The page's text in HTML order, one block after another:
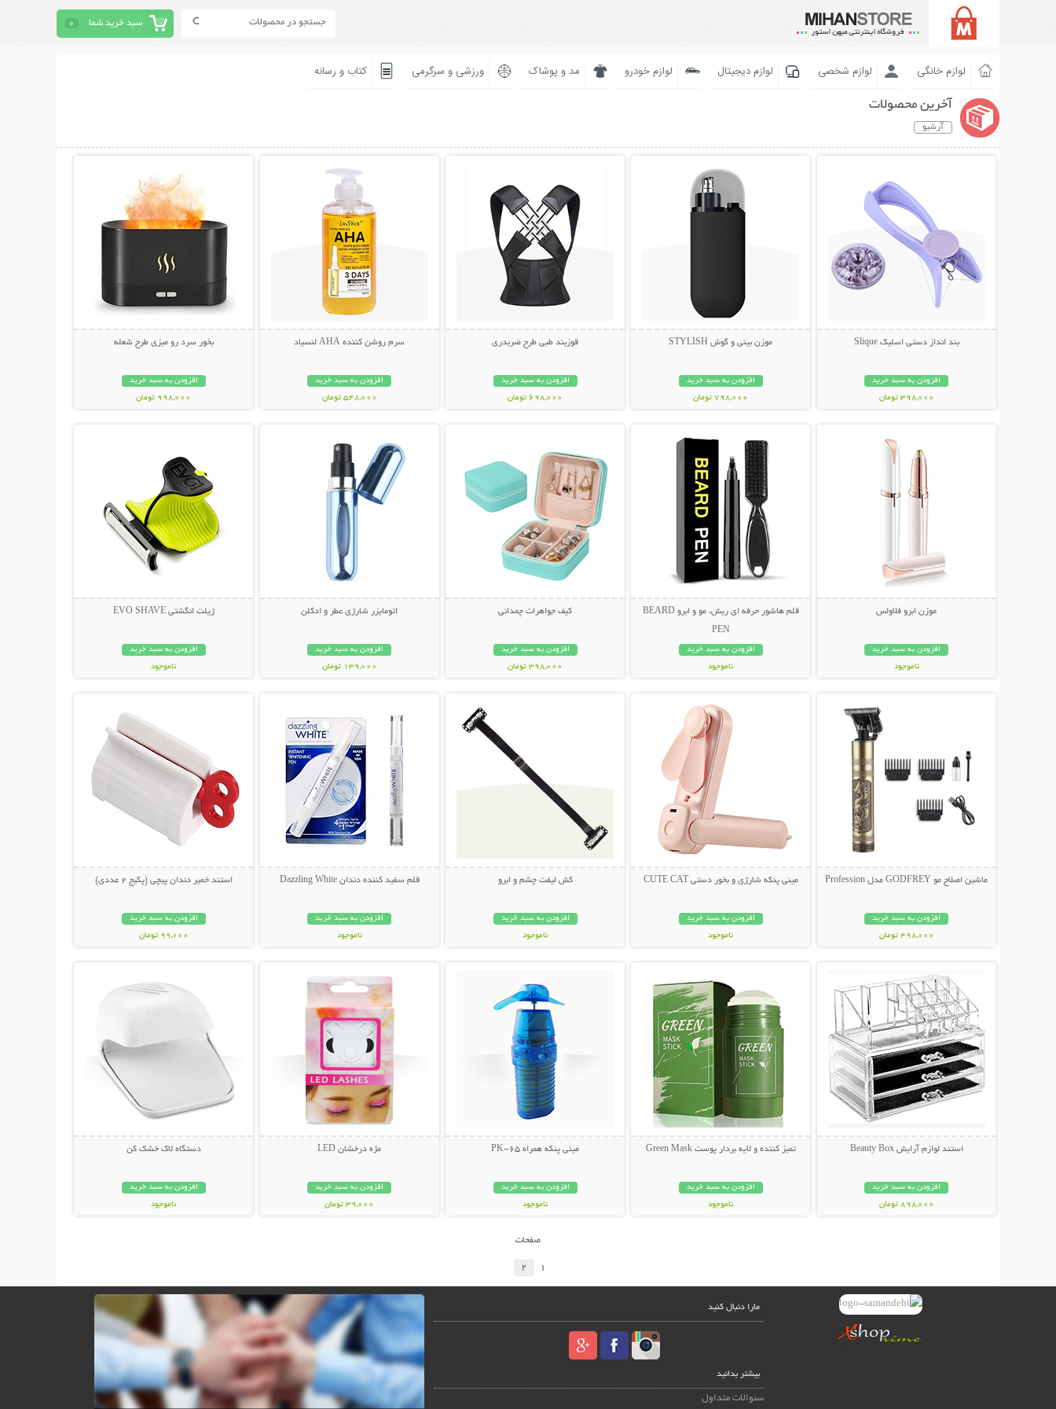
سبد خرید شما 0
لوازم خانگی لوازم شخصی لوازم دیجیتال لوازم خودرو مد و پوشاک ورزشی و سرگرمی کتاب و رسانه
آخرین محصولات
آرشیو
بند انداز دستی اسلیک Slique
افزودن به سبد خرید
398,000 تومان
موزن بینی و گوش STYLISH
افزودن به سبد خرید
798,000 تومان
قوزبند طبی طرح ضربدری
افزودن به سبد خرید
698,000 تومان
سرم روشن کننده AHA لنسیاد
افزودن به سبد خرید
548,000 تومان
بخور سرد رو میزی طرح شعله
افزودن به سبد خرید
998,000 تومان
موزن ابرو فلاولس
افزودن به سبد خرید
ناموجود
قلم هاشور حرفه ای ریش، مو و ابرو BEARD
PEN
افزودن به سبد خرید
ناموجود
کیف جواهرات چمدانی
افزودن به سبد خرید
398,000 تومان
اتومایزر شارژی عطر و ادکلن
افزودن به سبد خرید
139,000 تومان
ژیلت انگشتی EVO SHAVE
افزودن به سبد خرید
ناموجود
ماشین اصلاح مو GODFREY مدل Profession
افزودن به سبد خرید
498,000 تومان
مینی پنکه شارژی و بخور دستی CUTE CAT
افزودن به سبد خرید
ناموجود
کش لیفت چشم و ابرو
افزودن به سبد خرید
ناموجود
قلم سفید کننده دندان Dazzling White
افزودن به سبد خرید
ناموجود
استند خمیر دندان پیچی (پکیج 2 عددی)
افزودن به سبد خرید
99,000 تومان
استند لوازم آرایش Beauty Box
افزودن به سبد خرید
898,000 تومان
تمیز کننده و لایه بردار پوست Green Mask
افزودن به سبد خرید
ناموجود
مینی پنکه همراه PK-65
افزودن به سبد خرید
ناموجود
مژه درخشان LED
افزودن به سبد خرید
39,000 تومان
دستگاه لاک خشک کن
افزودن به سبد خرید
ناموجود
صفحات
1
2
مارا دنبال کنید
بیشتر بدانید
سئوالات متداول